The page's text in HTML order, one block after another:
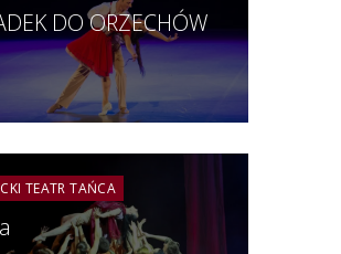
DO ORZECHÓW
TEATR TAŃCA